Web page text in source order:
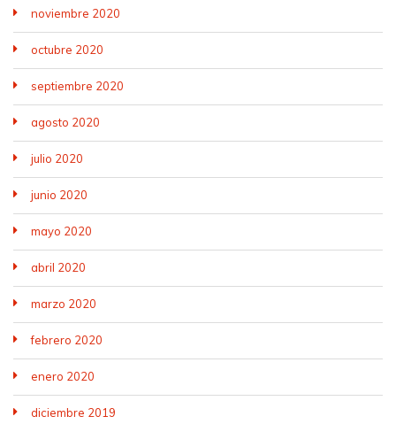
noviembre 2020
octubre 2020
septiembre 2020
agosto 2020
julio 2020
junio 2020
mayo 2020
abril 2020
marzo 2020
febrero 2020
enero 2020
diciembre 2019